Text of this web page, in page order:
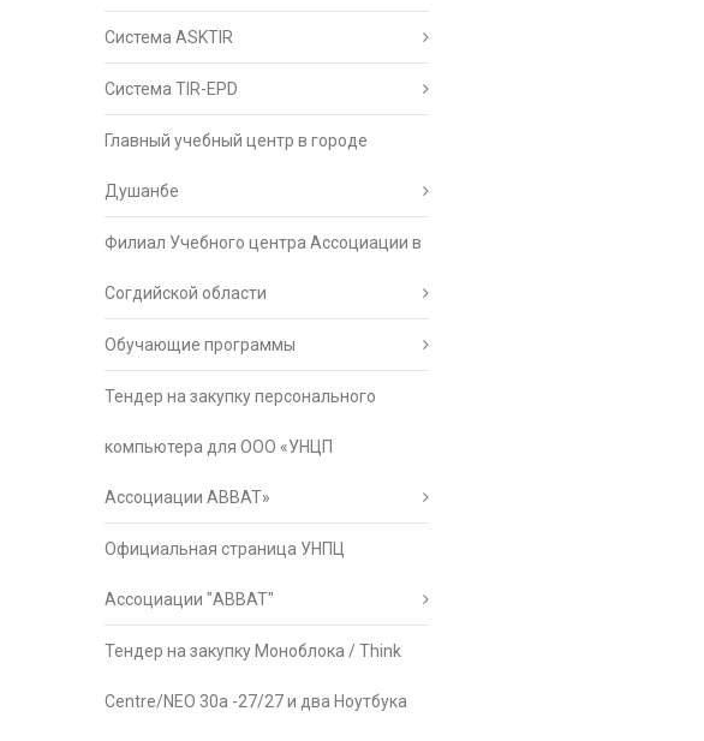
Система ASKTIR
Система TIR-EPD
Главный учебный центр в городе
Душанбе
Филиал Учебного центра Ассоциации в
Согдийской области
Обучающие программы
Тендер на закупку персонального
компьютера для ООО «УНЦП
Ассоциации АВВАТ»
Официальная страница УНПЦ
Ассоциации "АВВАТ"
Тендер на закупку Моноблока / Think
Centre/NEO 30a -27/27 и два Ноутбука